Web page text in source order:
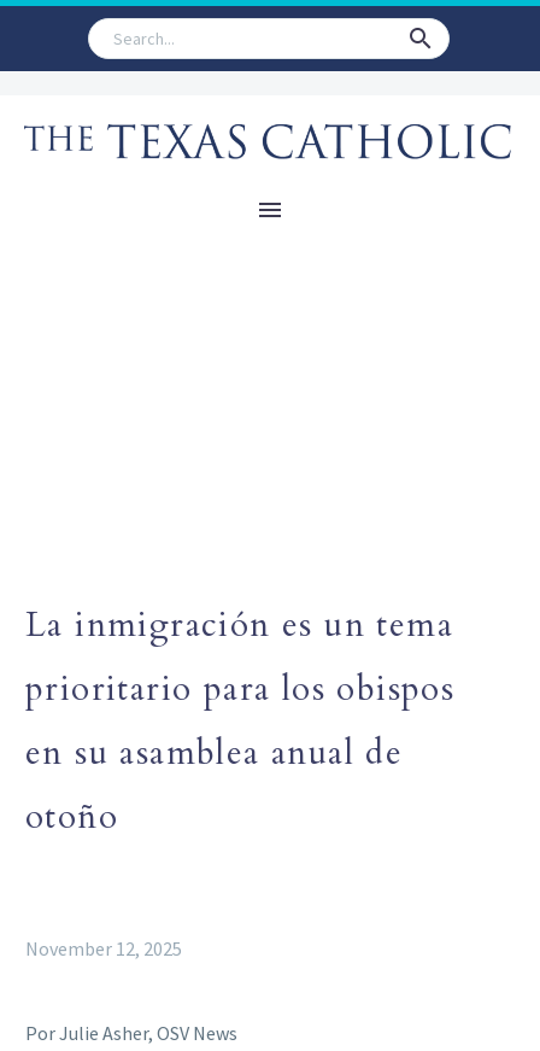
La inmigración es un tema
prioritario para los obispos
en su asamblea anual de
otoño
November 12, 2025
Por Julie Asher, OSV News